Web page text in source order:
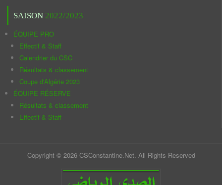
SAISON 2022/2023
ÉQUIPE PRO
Effectif & Staff
Calendrier du CSC
Résultats & classement
Coupe d'Algérie 2023
ÉQUIPE RÉSERVE
Résultats & classement
Effectif & Staff
Copyright © 2026 CSConstantine.Net. All Rights Reserved